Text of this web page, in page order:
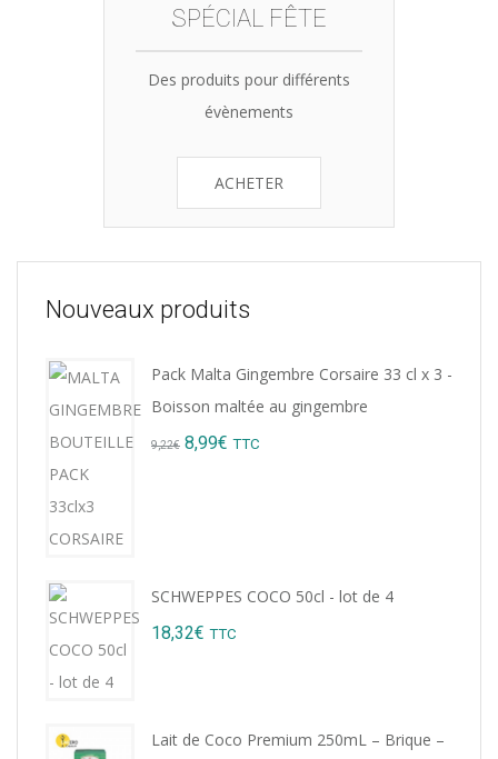
SPÉCIAL FÊTE
Des produits pour différents
évènements
ACHETER
Nouveaux produits
Pack Malta Gingembre Corsaire 33 cl x 3 -
Boisson maltée au gingembre
9,22€ Original
8,99€ Current
TTC
SCHWEPPES COCO 50cl - lot de 4
18,32€ TTC
Lait de Coco Premium 250mL – Brique –